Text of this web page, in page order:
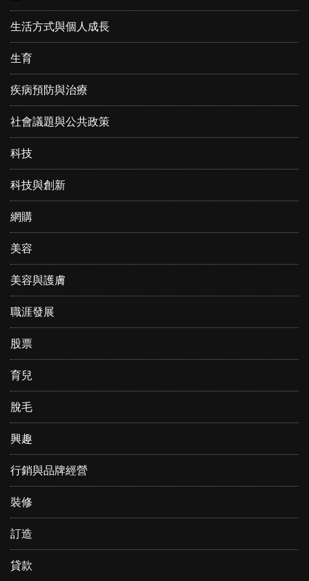
生活方式與個人成長
生育
疾病預防與治療
社會議題與公共政策
科技
科技與創新
網購
美容
美容與護膚
職涯發展
股票
育兒
脫毛
興趣
行銷與品牌經營
裝修
訂造
貸款